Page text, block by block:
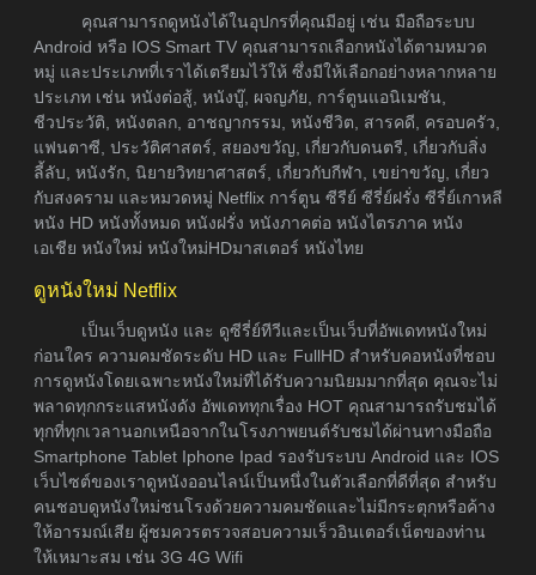
คุณสามารถดูหนังได้ในอุปกรที่คุณมีอยู่ เช่น มือถือระบบ
Android หรือ IOS Smart TV คุณสามารถเลือกหนังได้ตามหมวด
หมู่ และประเภทที่เราได้เตรียมไว้ให้ ซึ่งมีให้เลือกอย่างหลากหลาย
ประเภท เช่น หนังต่อสู้, หนังบู๊, ผจญภัย, การ์ตูนแอนิเมชัน,
ชีวประวัติ, หนังตลก, อาชญากรรม, หนังชีวิต, สารคดี, ครอบครัว,
แฟนตาซี, ประวัติศาสตร์, สยองขวัญ, เกี่ยวกับดนตรี, เกี่ยวกับสิ่ง
ลี้ลับ, หนังรัก, นิยายวิทยาศาสตร์, เกี่ยวกับกีฬา, เขย่าขวัญ, เกี่ยว
กับสงคราม และหมวดหมู่ Netflix การ์ตูน ซีรีย์ ซีรี่ย์ฝรั่ง ซีรี่ย์เกาหลี
หนัง HD หนังทั้งหมด หนังฝรั่ง หนังภาคต่อ หนังไตรภาค หนัง
เอเชีย หนังใหม่ หนังใหม่HDมาสเตอร์ หนังไทย
ดูหนังใหม่ Netflix
เป็นเว็บดูหนัง และ ดูซีรี่ย์ทีวีและเป็นเว็บที่อัพเดทหนังใหม่
ก่อนใคร ความคมชัดระดับ HD และ FullHD สำหรับคอหนังที่ชอบ
การดูหนังโดยเฉพาะหนังใหม่ที่ได้รับความนิยมมากที่สุด คุณจะไม่
พลาดทุกกระแสหนังดัง อัพเดททุกเรื่อง HOT คุณสามารถรับชมได้
ทุกที่ทุกเวลานอกเหนือจากในโรงภาพยนต์รับชมได้ผ่านทางมือถือ
Smartphone Tablet Iphone Ipad รองรับระบบ Android และ IOS
เว็บไซต์ของเราดูหนังออนไลน์เป็นหนึ่งในตัวเลือกที่ดีที่สุด สำหรับ
คนชอบดูหนังใหม่ชนโรงด้วยความคมชัดและไม่มีกระตุกหรือค้าง
ให้อารมณ์เสีย ผู้ชมควรตรวจสอบความเร็วอินเตอร์เน็ตของท่าน
ให้เหมาะสม เช่น 3G 4G Wifi